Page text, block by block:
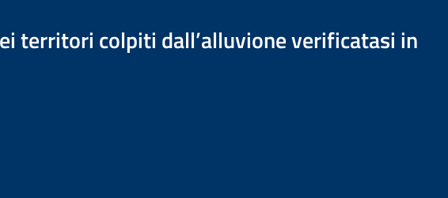
territori colpiti dall’alluvione verificatasi in